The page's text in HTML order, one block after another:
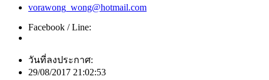
vorawong_wong@hotmail.com
Facebook / Line:
วันที่ลงประกาศ:
29/08/2017 21:02:53